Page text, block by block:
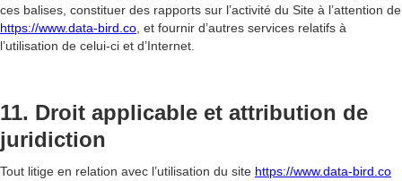
ces balises, constituer des rapports sur l’activité du Site à l’attention de
https://www.data-bird.co , et fournir d’autres services relatifs à
l’utilisation de celui-ci et d’Internet.
11. Droit applicable et attribution de
juridiction
Tout litige en relation avec l’utilisation du site https://www.data-bird.co